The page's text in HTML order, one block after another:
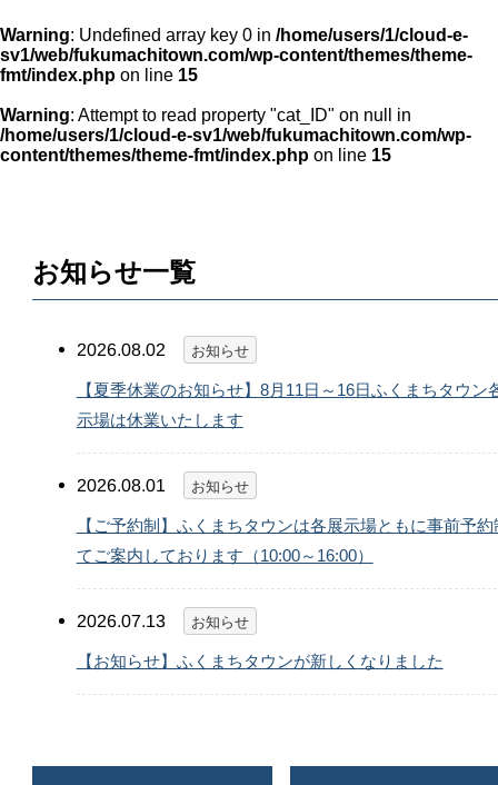
Warning: Undefined array key 0 in /home/users/1/cloud-e-
sv1/web/fukumachitown.com/wp-content/themes/theme-
fmt/index.php on line 15
Warning: Attempt to read property "cat_ID" on null in
/home/users/1/cloud-e-sv1/web/fukumachitown.com/wp-
content/themes/theme-fmt/index.php on line 15
お知らせ一覧
2026.08.02 お知らせ
【夏季休業のお知らせ】8月11日～16日ふくまちタウン
示場は休業いたします
2026.08.01 お知らせ
【ご予約制】ふくまちタウンは各展示場ともに事前予約
てご案内しております（10:00～16:00）
2026.07.13 お知らせ
【お知らせ】ふくまちタウンが新しくなりました